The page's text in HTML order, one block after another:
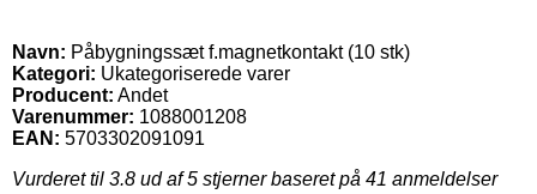
Navn: Påbygningssæt f.magnetkontakt (10 stk)
Kategori: Ukategoriserede varer
Producent: Andet
Varenummer: 1088001208
EAN: 5703302091091
Vurderet til 3.8 ud af 5 stjerner baseret på 41 anmeldelser